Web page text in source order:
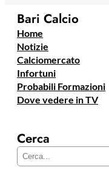
Bari Calcio
Home
Notizie
Calciomercato
Infortuni
Probabili Formazioni
Dove vedere in TV
Cerca